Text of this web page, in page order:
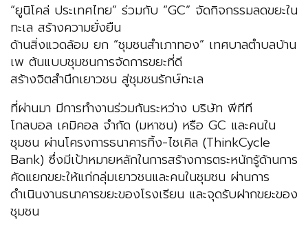
“ยูนิโคล่ ประเทศไทย” ร่วมกับ “GC” จัดกิจกรรมลดขยะใน
ทะเล สร้างความยั่งยืน
ด้านสิ่งแวดล้อม ยก “ชุมชนสำเภาทอง” เทศบาลตำบลบ้าน
เพ ต้นแบบชุมชนการจัดการขยะที่ดี
สร้างจิตสำนึกเยาวชน สู่ชุมชนรักษ์ทะเล
ที่ผ่านมา มีการทำงานร่วมกันระหว่าง บริษัท พีทีที
โกลบอล เคมิคอล จำกัด (มหาชน) หรือ GC และคนใน
ชุมชน ผ่านโครงการธนาคารทิ้ง-ไซเคิล (ThinkCycle
Bank) ซึ่งมีเป้าหมายหลักในการสร้างการตระหนักรู้ด้านการ
คัดแยกขยะให้แก่กลุ่มเยาวชนและคนในชุมชน ผ่านการ
ดำเนินงานธนาคารขยะของโรงเรียน และจุดรับฝากขยะของ
ชุมชน